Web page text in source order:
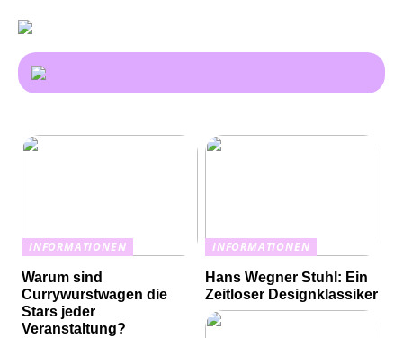
INFORMATIONEN
Warum sind
Currywurstwagen die
Stars jeder
Veranstaltung?
INFORMATIONEN
Hans Wegner Stuhl: Ein
Zeitloser Designklassiker